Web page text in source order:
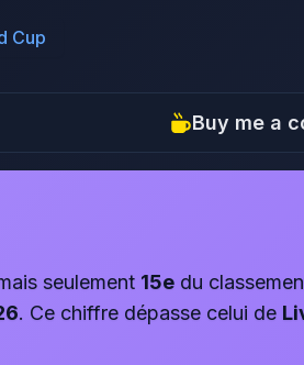
Cup
Buy me a
seulement 15e du
. Ce chiffre dépasse celui de